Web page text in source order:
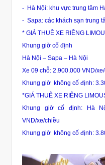
- Hà Nội: khu vực trung tâm
- Sapa: các khách sạn trung
* GIÁ THUÊ XE RIÊNG
Khung giờ cố định
Hà Nội – Sapa – Hà Nội
Xe 09 chỗ: 2.900.000 VND/
Khung giờ không cố định:
*GIÁ THUÊ XE RIÊNG
Khung giờ cố định: Hà
VND/xe/chiều
Khung giờ không cố định: